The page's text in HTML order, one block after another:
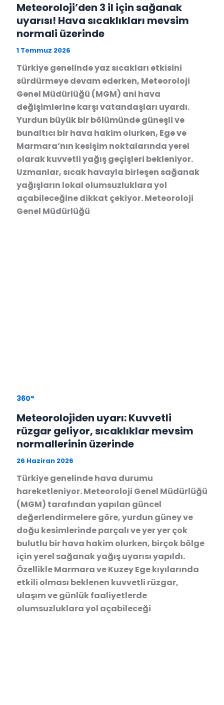
Meteoroloji’den 3 il için sağanak
uyarısı! Hava sıcaklıkları mevsim
normali üzerinde
1 Temmuz 2026
Türkiye genelinde yaz sıcakları etkisini
sürdürmeye devam ederken, Meteoroloji
Genel Müdürlüğü (MGM) ani hava
değişimlerine karşı vatandaşları uyardı.
Yurdun büyük bir bölümünde güneşli ve
bunaltıcı bir hava hakim olurken, Ege ve
Marmara’nın kesişim noktalarında yerel
olarak kuvvetli yağış geçişleri bekleniyor.
Uzmanlar, sıcak havayla birleşen sağanak
yağışların lokal olumsuzluklara yol
açabileceğine dikkat çekiyor. Meteoroloji
Genel Müdürlüğü
360°
Meteorolojiden uyarı: Kuvvetli
rüzgar geliyor, sıcaklıklar mevsim
normallerinin üzerinde
26 Haziran 2026
Türkiye genelinde hava durumu
hareketleniyor. Meteoroloji Genel Müdürlüğü
(MGM) tarafından yapılan güncel
değerlendirmelere göre, yurdun güney ve
doğu kesimlerinde parçalı ve yer yer çok
bulutlu bir hava hakim olurken, birçok bölge
için yerel sağanak yağış uyarısı yapıldı.
Özellikle Marmara ve Kuzey Ege kıyılarında
etkili olması beklenen kuvvetli rüzgar,
ulaşım ve günlük faaliyetlerde
olumsuzluklara yol açabileceği